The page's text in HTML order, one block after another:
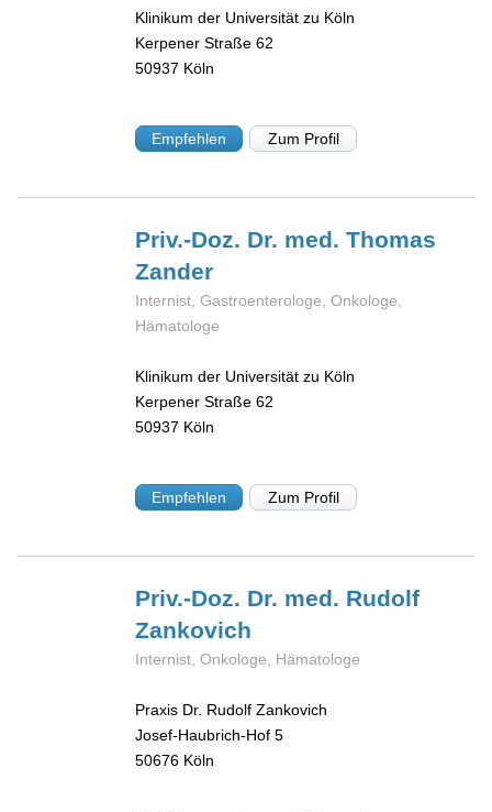
Klinikum der Universität zu Köln
Kerpener Straße 62
50937 Köln
Empfehlen Zum Profil
Priv.-Doz. Dr. med. Thomas
Zander
Internist, Gastroenterologe, Onkologe,
Hämatologe
Klinikum der Universität zu Köln
Kerpener Straße 62
50937 Köln
Empfehlen Zum Profil
Priv.-Doz. Dr. med. Rudolf
Zankovich
Internist, Onkologe, Hämatologe
Praxis Dr. Rudolf Zankovich
Josef-Haubrich-Hof 5
50676 Köln